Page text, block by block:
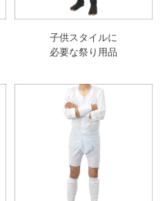
子供スタイルに
必要な祭り用品